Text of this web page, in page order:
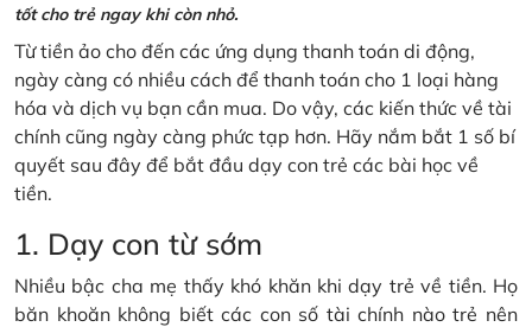
tốt cho trẻ ngay khi còn nhỏ.
Từ tiền ảo cho đến các ứng dụng thanh toán di động,
ngày càng có nhiều cách để thanh toán cho 1 loại hàng
hóa và dịch vụ bạn cần mua. Do vậy, các kiến thức về tài
chính cũng ngày càng phức tạp hơn. Hãy nắm bắt 1 số bí
quyết sau đây để bắt đầu dạy con trẻ các bài học về
tiền.
1. Dạy con từ sớm
Nhiều bậc cha mẹ thấy khó khăn khi dạy trẻ về tiền. Họ
băn khoăn không biết các con số tài chính nào trẻ nên